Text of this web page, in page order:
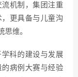
机制，集团注重
更具备与儿童沟
思维。
科的建设与发展
病例大赛与经验